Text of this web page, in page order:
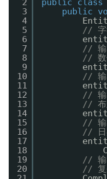
2
3
4
5
6
7
8
9
10
11
12
13
14
15
16
17
18
19
20
public
class
public
// 字
//
// 数
//
// 输
// 布
//
// 日
// 输
// 复